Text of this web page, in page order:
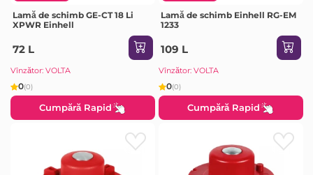
Lamă de schimb GE-CT 18 Li
XPWR Einhell
72 L
Vînzător: VOLTA
0(0)
Cumpără Rapid
Lamă de schimb Einhell RG-EM
1233
109 L
Vînzător: VOLTA
0(0)
Cumpără Rapid